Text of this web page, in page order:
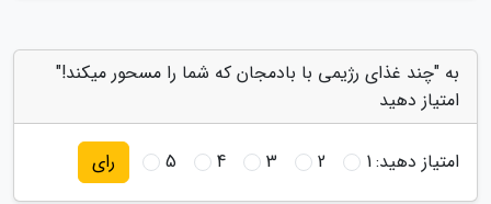
به "چند غذای رژیمی با بادمجان که شما را مسحور میکند!"
امتیاز دهید
امتیاز دهید:1
2
3
4
5 رای